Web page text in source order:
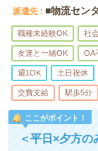
派遣先 ■物流セン
職種未経験OK 社
友達と一緒OK OA
週1OK 土日祝休
交費支給 駅歩5分
ここがポイント！
＜平日×夕方